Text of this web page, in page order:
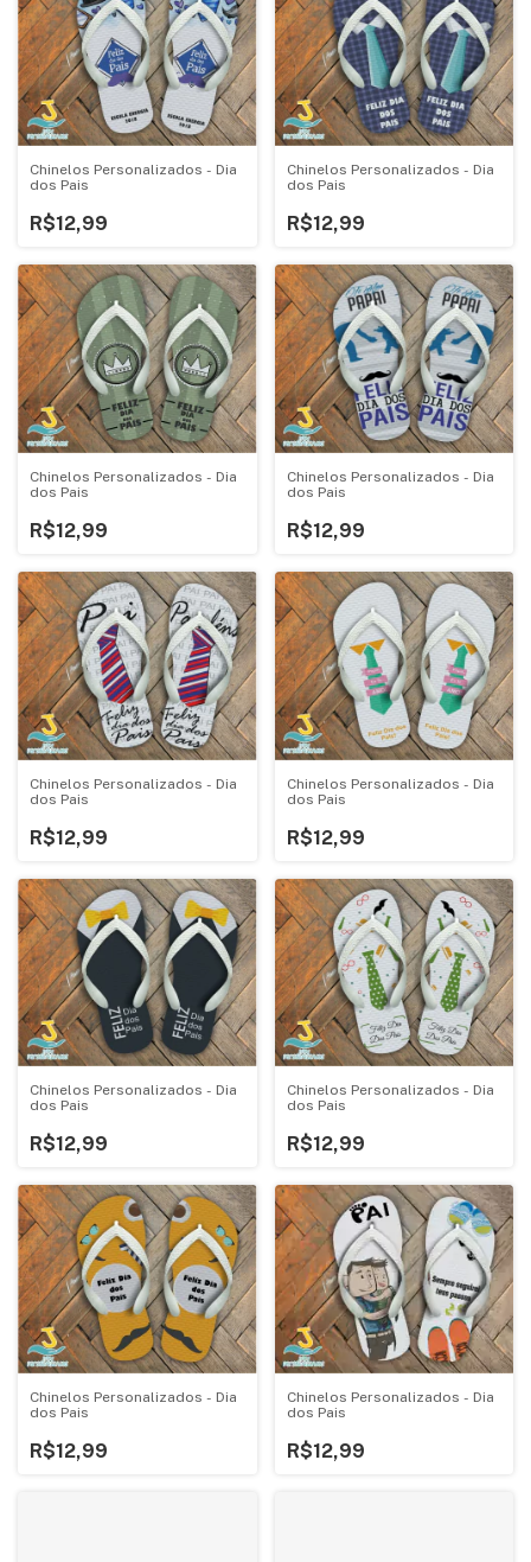
Chinelos Personalizados - Dia
dos Pais
R$12,99
Chinelos Personalizados - Dia
dos Pais
R$12,99
Chinelos Personalizados - Dia
dos Pais
R$12,99
Chinelos Personalizados - Dia
dos Pais
R$12,99
Chinelos Personalizados - Dia
dos Pais
R$12,99
Chinelos Personalizados - Dia
dos Pais
R$12,99
Chinelos Personalizados - Dia
dos Pais
R$12,99
Chinelos Personalizados - Dia
dos Pais
R$12,99
Chinelos Personalizados - Dia
dos Pais
R$12,99
Chinelos Personalizados - Dia
dos Pais
R$12,99